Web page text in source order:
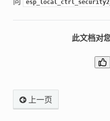
此文档对
上一页